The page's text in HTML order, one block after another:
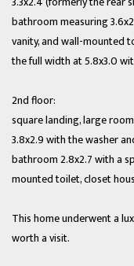
bathroom measuring
vanity, and wall-mounted
the full width at 5.8x3.0
2nd floor:
square landing, large
3.8x2.9 with the washer
bathroom 2.8x2.7 with a
mounted toilet, closet
This home underwent a
worth a visit.